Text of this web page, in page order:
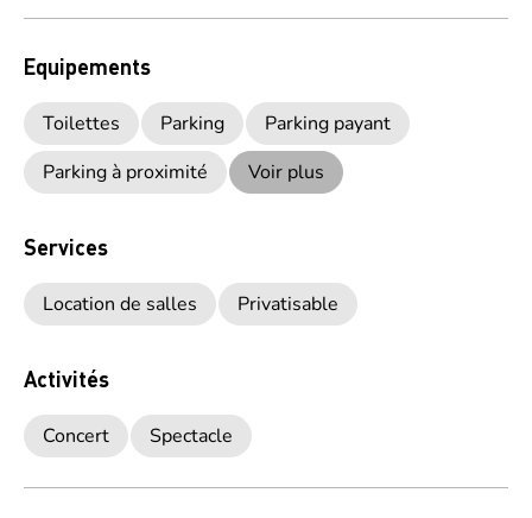
Equipements
Toilettes Parking
Parking payant
Parking à proximité
Voir plus
Services
Location de salles Privatisable
Activités
Concert Spectacle